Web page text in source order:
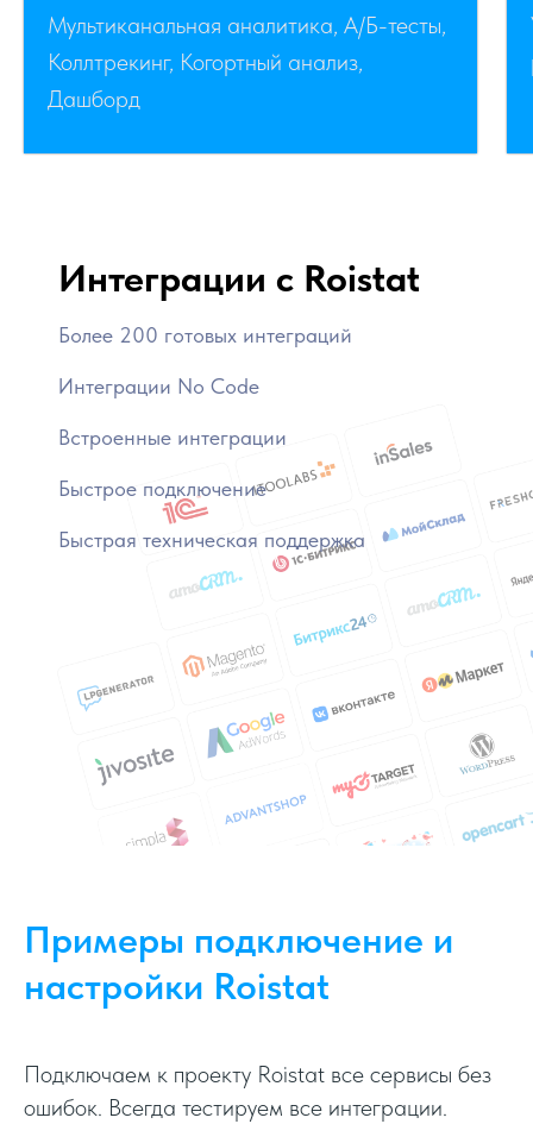
Мультиканальная аналитика, А/Б-тесты,
Коллтрекинг, Когортный анализ,
Дашборд
Интеграции с Roistat
Более 200 готовых интеграций
Интеграции No Code
Встроенные интеграции
Быстрое подключение
Быстрая техническая поддержка
Примеры подключение и
настройки Roistat
Подключаем к проекту Roistat все сервисы без
ошибок. Всегда тестируем все интеграции.